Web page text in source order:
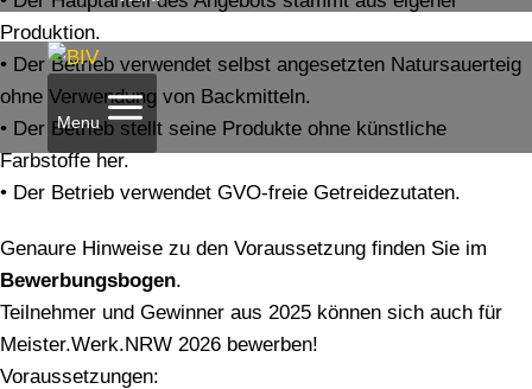
Menu
Produktion.
• Der Betrieb verwendet selbst angesetzten Natursauerteig
ohne Verwendung von Backmitteln.
• Der Betrieb stellt seine Produkte ohne künstliche
Farbstoffe her.
• Der Betrieb verwendet GVO-freie Getreidezutaten.
Genaure Hinweise zu den Voraussetzung finden Sie im
Bewerbungsbogen.
Teilnehmer und Gewinner aus 2025 können sich auch für
Meister.Werk.NRW 2026 bewerben!
Voraussetzungen: